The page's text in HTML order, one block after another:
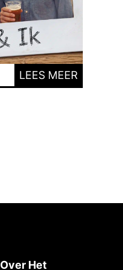
LEES MEER
Over Het